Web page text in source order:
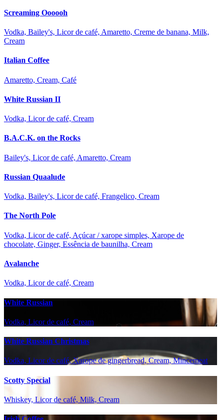
Screaming Oooooh
Vodka, Bailey's, Licor de café, Amaretto, Creme de banana, Milk,
Cream
Italian Coffee
Amaretto, Cream, Café
White Russian II
Vodka, Licor de café, Cream
B.A.C.K. on the Rocks
Bailey's, Licor de café, Amaretto, Cream
Russian Quaalude
Vodka, Bailey's, Licor de café, Frangelico, Cream
The North Pole
Vodka, Licor de café, Açúcar / xarope simples, Xarope de
chocolate, Ginger, Essência de baunilha, Cream
Avalanche
Vodka, Licor de café, Cream
White Russian
Vodka, Licor de café, Cream
White Russian Christmas
Vodka, Licor de café, Xarope de gingerbread, Cream, Mincemeat
Scotty Special
Whiskey, Licor de café, Milk, Cream